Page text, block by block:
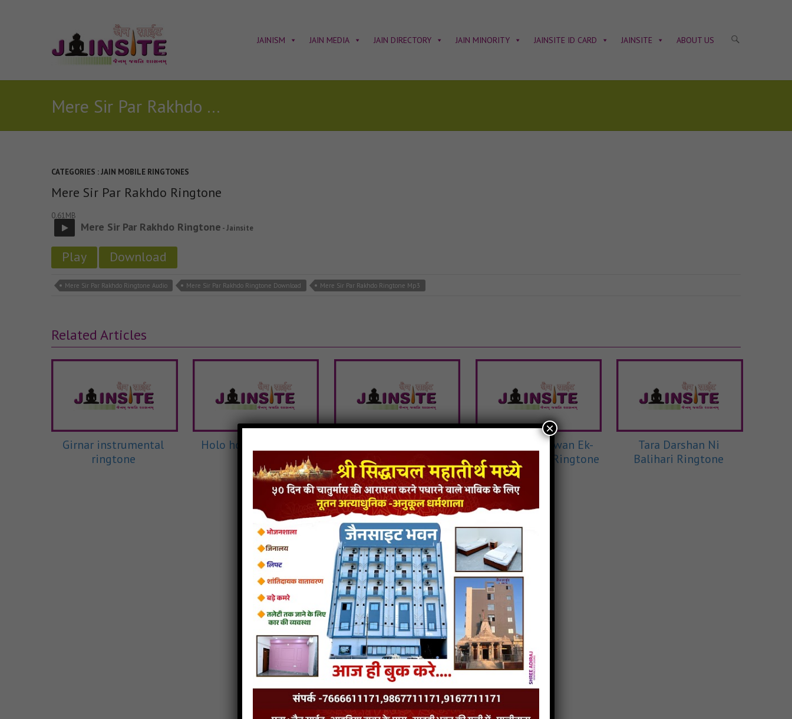
JAINISM JAIN MEDIA JAIN DIRECTORY JAIN MINORITY JAINSITE ID CARD JAINSITE ABOUT US
Mere Sir Par Rakhdo Ringtone
CATEGORIES :JAIN MOBILE RINGTONES
Mere Sir Par Rakhdo Ringtone
0.61MB
Mere Sir Par Rakhdo Ringtone - Jainsite
Play Download
Mere Sir Par Rakhdo Ringtone Audio Mere Sir Par Rakhdo Ringtone Download Mere Sir Par Rakhdo Ringtone Mp3
Related Articles
Girnar instrumental
ringtone
Holo hole re jirawala
Ringtone
Tu Mane Bhagwan Ek-
Vardan-Api-De Ringtone
Tara Darshan Ni
Balihari Ringtone
×